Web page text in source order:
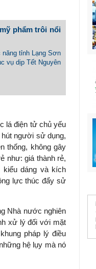
phẩm trôi nổi
tỉnh Lạng Sơn
vụ dịp Tết Nguyên
lá điện tử chủ yếu
người sử dụng,
thống, không gây
như: giá thành rẻ,
kiểu dáng và kích
lực thúc đẩy sử
Nhà nước nghiên
xử lý đối với mặt
pháp lý điều
hệ lụy mà nó